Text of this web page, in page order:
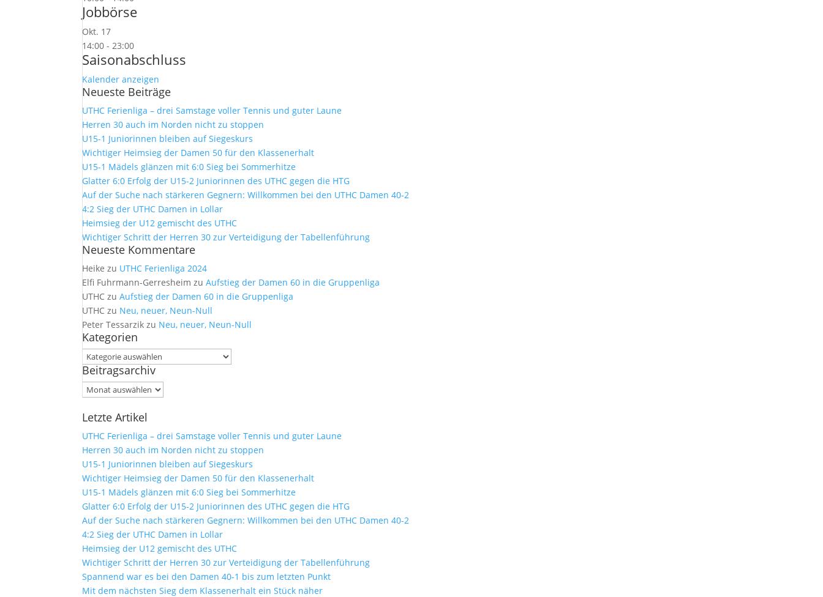
Jobbörse
Okt. 17
14:00 -23:00
Saisonabschluss
Kalender anzeigen
Neueste Beiträge
UTHC Ferienliga – drei Samstage voller Tennis und guter Laune
Herren 30 auch im Norden nicht zu stoppen
U15-1 Juniorinnen bleiben auf Siegeskurs
Wichtiger Heimsieg der Damen 50 für den Klassenerhalt
U15-1 Mädels glänzen mit 6:0 Sieg bei Sommerhitze
Glatter 6:0 Erfolg der U15-2 Juniorinnen des UTHC gegen die HTG
Auf der Suche nach stärkeren Gegnern: Willkommen bei den UTHC Damen 40-2
4:2 Sieg der UTHC Damen in Lollar
Heimsieg der U12 gemischt des UTHC
Wichtiger Schritt der Herren 30 zur Verteidigung der Tabellenführung
Neueste Kommentare
Heike zu UTHC Ferienliga 2024
Elfi Fuhrmann-Gerresheim zuAufstieg der Damen 60 in die Gruppenliga
UTHC zuAufstieg der Damen 60 in die Gruppenliga
UTHC zu Neu, neuer, Neun-Null
Peter Tessarzik zu Neu, neuer, Neun-Null
Kategorien
Kategorien
Beitragsarchiv
Beitragsarchiv
Letzte Artikel
UTHC Ferienliga – drei Samstage voller Tennis und guter Laune
Herren 30 auch im Norden nicht zu stoppen
U15-1 Juniorinnen bleiben auf Siegeskurs
Wichtiger Heimsieg der Damen 50 für den Klassenerhalt
U15-1 Mädels glänzen mit 6:0 Sieg bei Sommerhitze
Glatter 6:0 Erfolg der U15-2 Juniorinnen des UTHC gegen die HTG
Auf der Suche nach stärkeren Gegnern: Willkommen bei den UTHC Damen 40-2
4:2 Sieg der UTHC Damen in Lollar
Heimsieg der U12 gemischt des UTHC
Wichtiger Schritt der Herren 30 zur Verteidigung der Tabellenführung
Spannend war es bei den Damen 40-1 bis zum letzten Punkt
Mit dem nächsten Sieg dem Klassenerhalt ein Stück näher